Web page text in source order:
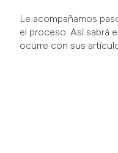
Le acompañamos
el proceso. Así sabrá
ocurre con sus